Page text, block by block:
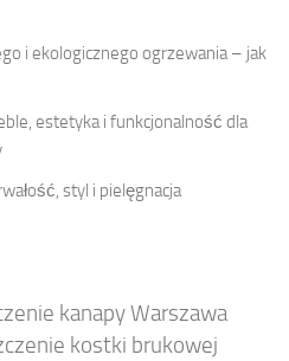
i ekologicznego ogrzewania – jak
estetyka i funkcjonalność dla
styl i pielęgnacja
kanapy Warszawa
kostki brukowej